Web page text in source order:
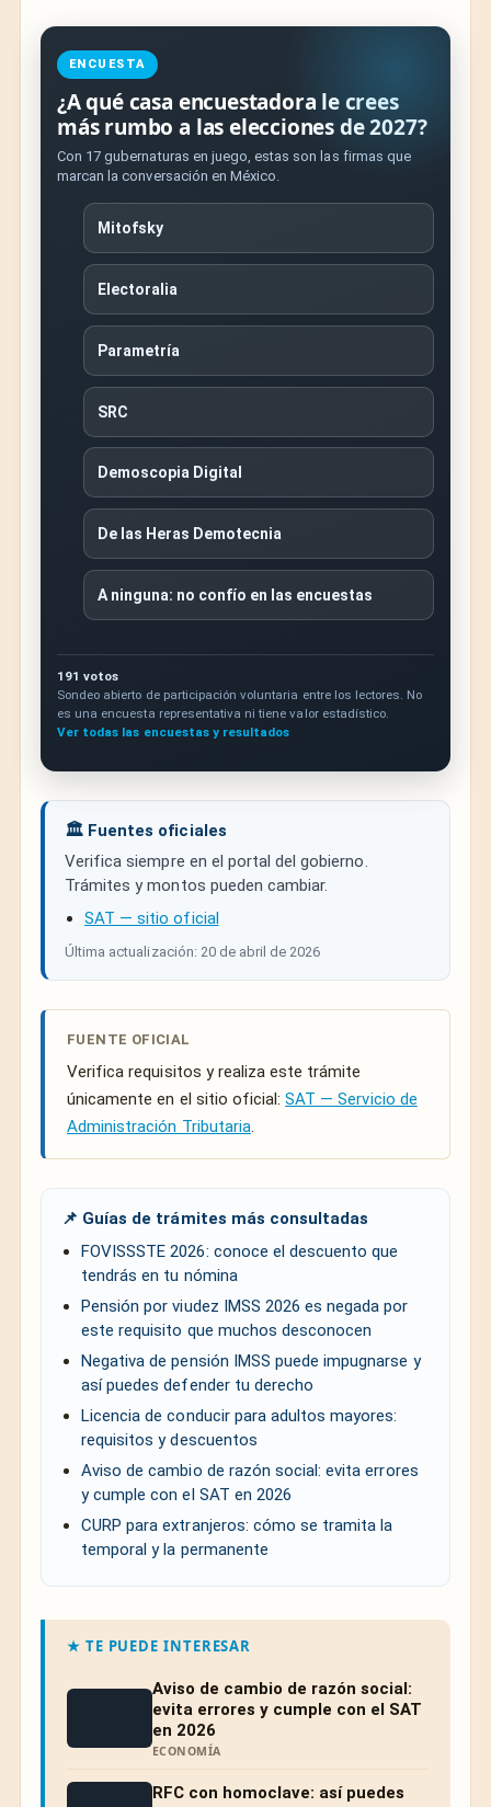
ENCUESTA
¿A qué casa encuestadora le crees
más rumbo a las elecciones de 2027?
Con 17 gubernaturas en juego, estas son las firmas que
marcan la conversación en México.
Mitofsky
Electoralia
Parametría
SRC
Demoscopia Digital
De las Heras Demotecnia
A ninguna: no confío en las encuestas
191 votos
Sondeo abierto de participación voluntaria entre los lectores. No
es una encuesta representativa ni tiene valor estadístico.
Ver todas las encuestas y resultados
🏛️ Fuentes oficiales
Verifica siempre en el portal del gobierno.
Trámites y montos pueden cambiar.
SAT — sitio oficial
Última actualización: 20 de abril de 2026
FUENTE OFICIAL
Verifica requisitos y realiza este trámite
únicamente en el sitio oficial:SAT — Servicio de
Administración Tributaria.
📌 Guías de trámites más consultadas
FOVISSSTE 2026: conoce el descuento que
tendrás en tu nómina
Pensión por viudez IMSS 2026 es negada por
este requisito que muchos desconocen
Negativa de pensión IMSS puede impugnarse y
así puedes defender tu derecho
Licencia de conducir para adultos mayores:
requisitos y descuentos
Aviso de cambio de razón social: evita errores
y cumple con el SAT en 2026
CURP para extranjeros: cómo se tramita la
temporal y la permanente
★ TE PUEDE INTERESAR
Aviso de cambio de razón social:
evita errores y cumple con el SAT
en 2026
ECONOMÍA
RFC con homoclave: así puedes